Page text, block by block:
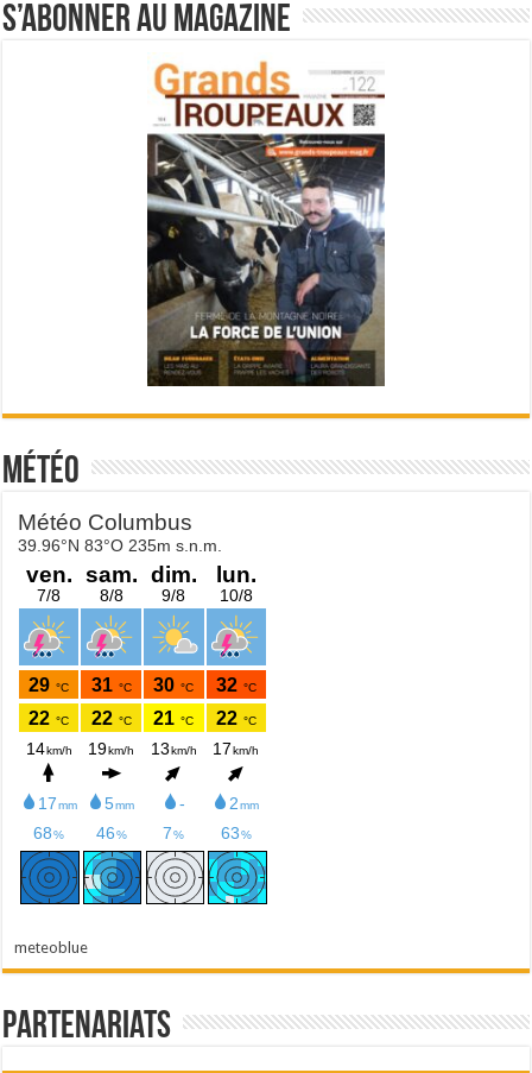
S’abonner au magazine
Météo
meteoblue
Partenariats